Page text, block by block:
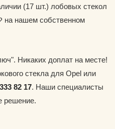
(17 шт.) лобовых стекол
на нашем собственном
Никаких доплат на месте!
стекла для Opel или
82 17. Наши специалисты
решение.